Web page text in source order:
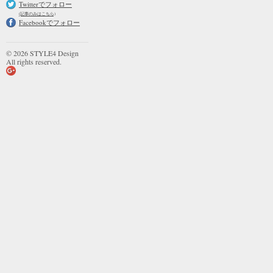
Twitterでフォロー
(記事のみはこちら)
Facebookでフォロー
© 2026 STYLE4 Design
All rights reserved.